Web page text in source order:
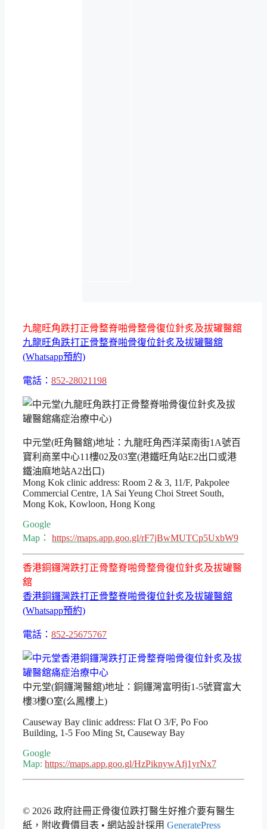
九龍旺角跌打正骨整脊啪骨整骨復位針炙及拔罐醫舘
九龍旺角跌打正骨整脊啪骨復位針炙及拔罐醫舘
(Whatsapp預約)
電話： 852-28021198
中元堂(旺角醫舘)地址：九龍旺角西洋菜南街1A號百
寶利商業中心11樓02及03室(港鐵旺角站E2出口或港
鐵油麻地站A2出口)
Mong Kok clinic address: Room 2 & 3, 11/F, Pakpolee
Commercial Centre, 1A Sai Yeung Choi Street South,
Mong Kok, Kowloon, Hong Kong
Google
Map： https://maps.app.goo.gl/rF7jBwMUTCp5UxbW9
香港銅鑼灣跌打正骨整脊啪骨整骨復位針炙及拔罐醫
舘
香港銅鑼灣跌打正骨整脊啪骨復位針炙及拔罐醫舘
(Whatsapp預約)
電話： 852-25675767
中元堂(銅鑼灣醫舘)地址：銅鑼灣富明街1-5號寶富大
樓3樓O室(么鳳樓上)
Causeway Bay clinic address: Flat O 3/F, Po Foo
Building, 1-5 Foo Ming St, Causeway Bay
Google
Map: https://maps.app.goo.gl/HzPiknywAfj1yrNx7
© 2026 政府註冊正骨復位跌打醫生好推介要有醫生
紙，附收費價目表 • 網站設計採用 GeneratePress